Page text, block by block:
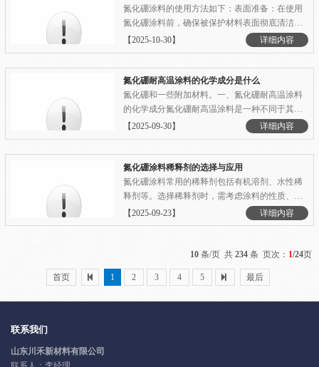
臭。三、化学性质区.........
氮化硼涂料的使用方法如下：表面准备：在使用
氮化硼涂料前，确保被保护材料表面彻底清洁。
清洗表面并冲洗干净，为后续的喷涂做好准备。
稀释与涂抹：对于新流槽，建议使用1：4的稀释
比例，将氮化硼涂料均匀地刷在槽壁或炉壁上。
涂层厚度控制在约23微米。对于老流槽，稀释比
例调整为1:6，涂层厚.........
【2025-10-30】 详细内容
氮化硼耐高温涂料的化学成分是什么
氮化硼和一些附加材料。一、氮化硼耐高温涂料
的化学成分氮化硼耐高温涂料是一种不同于其他
涂料的高科技产品，主要成分为氮化硼和一些附
加材料。氮化硼是一种优良的高温材料，它在高
温下具有良好的硬度、热稳定性、耐腐蚀性和抗
磨损性能。而附加材料则可用于增强涂料的附着
力和耐久性，如添加.........
【2025-09-30】 详细内容
氮化硼涂料稀释剂的选择与应用
氮化硼涂料常用的稀释剂包括有机溶剂、水性稀
释剂等。选择稀释剂时，需考虑涂料的性质、施
工环境和使用要求。正确使用稀释剂可以提高氮
化硼涂料的涂装效果和产品质量。一、氮化硼涂
时，需要遵循以下原则：1. 相容性原则：稀释剂
应与氮化硼涂料具有.........
【2025-09-23】 详细内容
10 条/页 共234 条 页次： 1/24页
首页 1 2 3 4 5 最后
联系我们
山东川禾新材料有限公司